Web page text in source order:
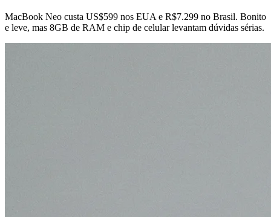
MacBook Neo custa US$599 nos EUA e R$7.299 no Brasil. Bonito
e leve, mas 8GB de RAM e chip de celular levantam dúvidas sérias.